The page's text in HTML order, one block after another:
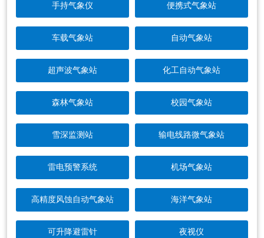
手持气象仪 便携式气象站
车载气象站 自动气象站
超声波气象站 化工自动气象站
森林气象站 校园气象站
雪深监测站 输电线路微气象站
雷电预警系统 机场气象站
高精度风蚀自动气象站 海洋气象站
可升降避雷针 夜视仪